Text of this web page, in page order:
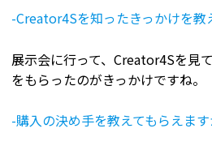
-Creator4Sを知ったきっかけを教
展示会に行って、Creator4Sを見
をもらったのがきっかけですね。
-購入の決め手を教えてもらえます